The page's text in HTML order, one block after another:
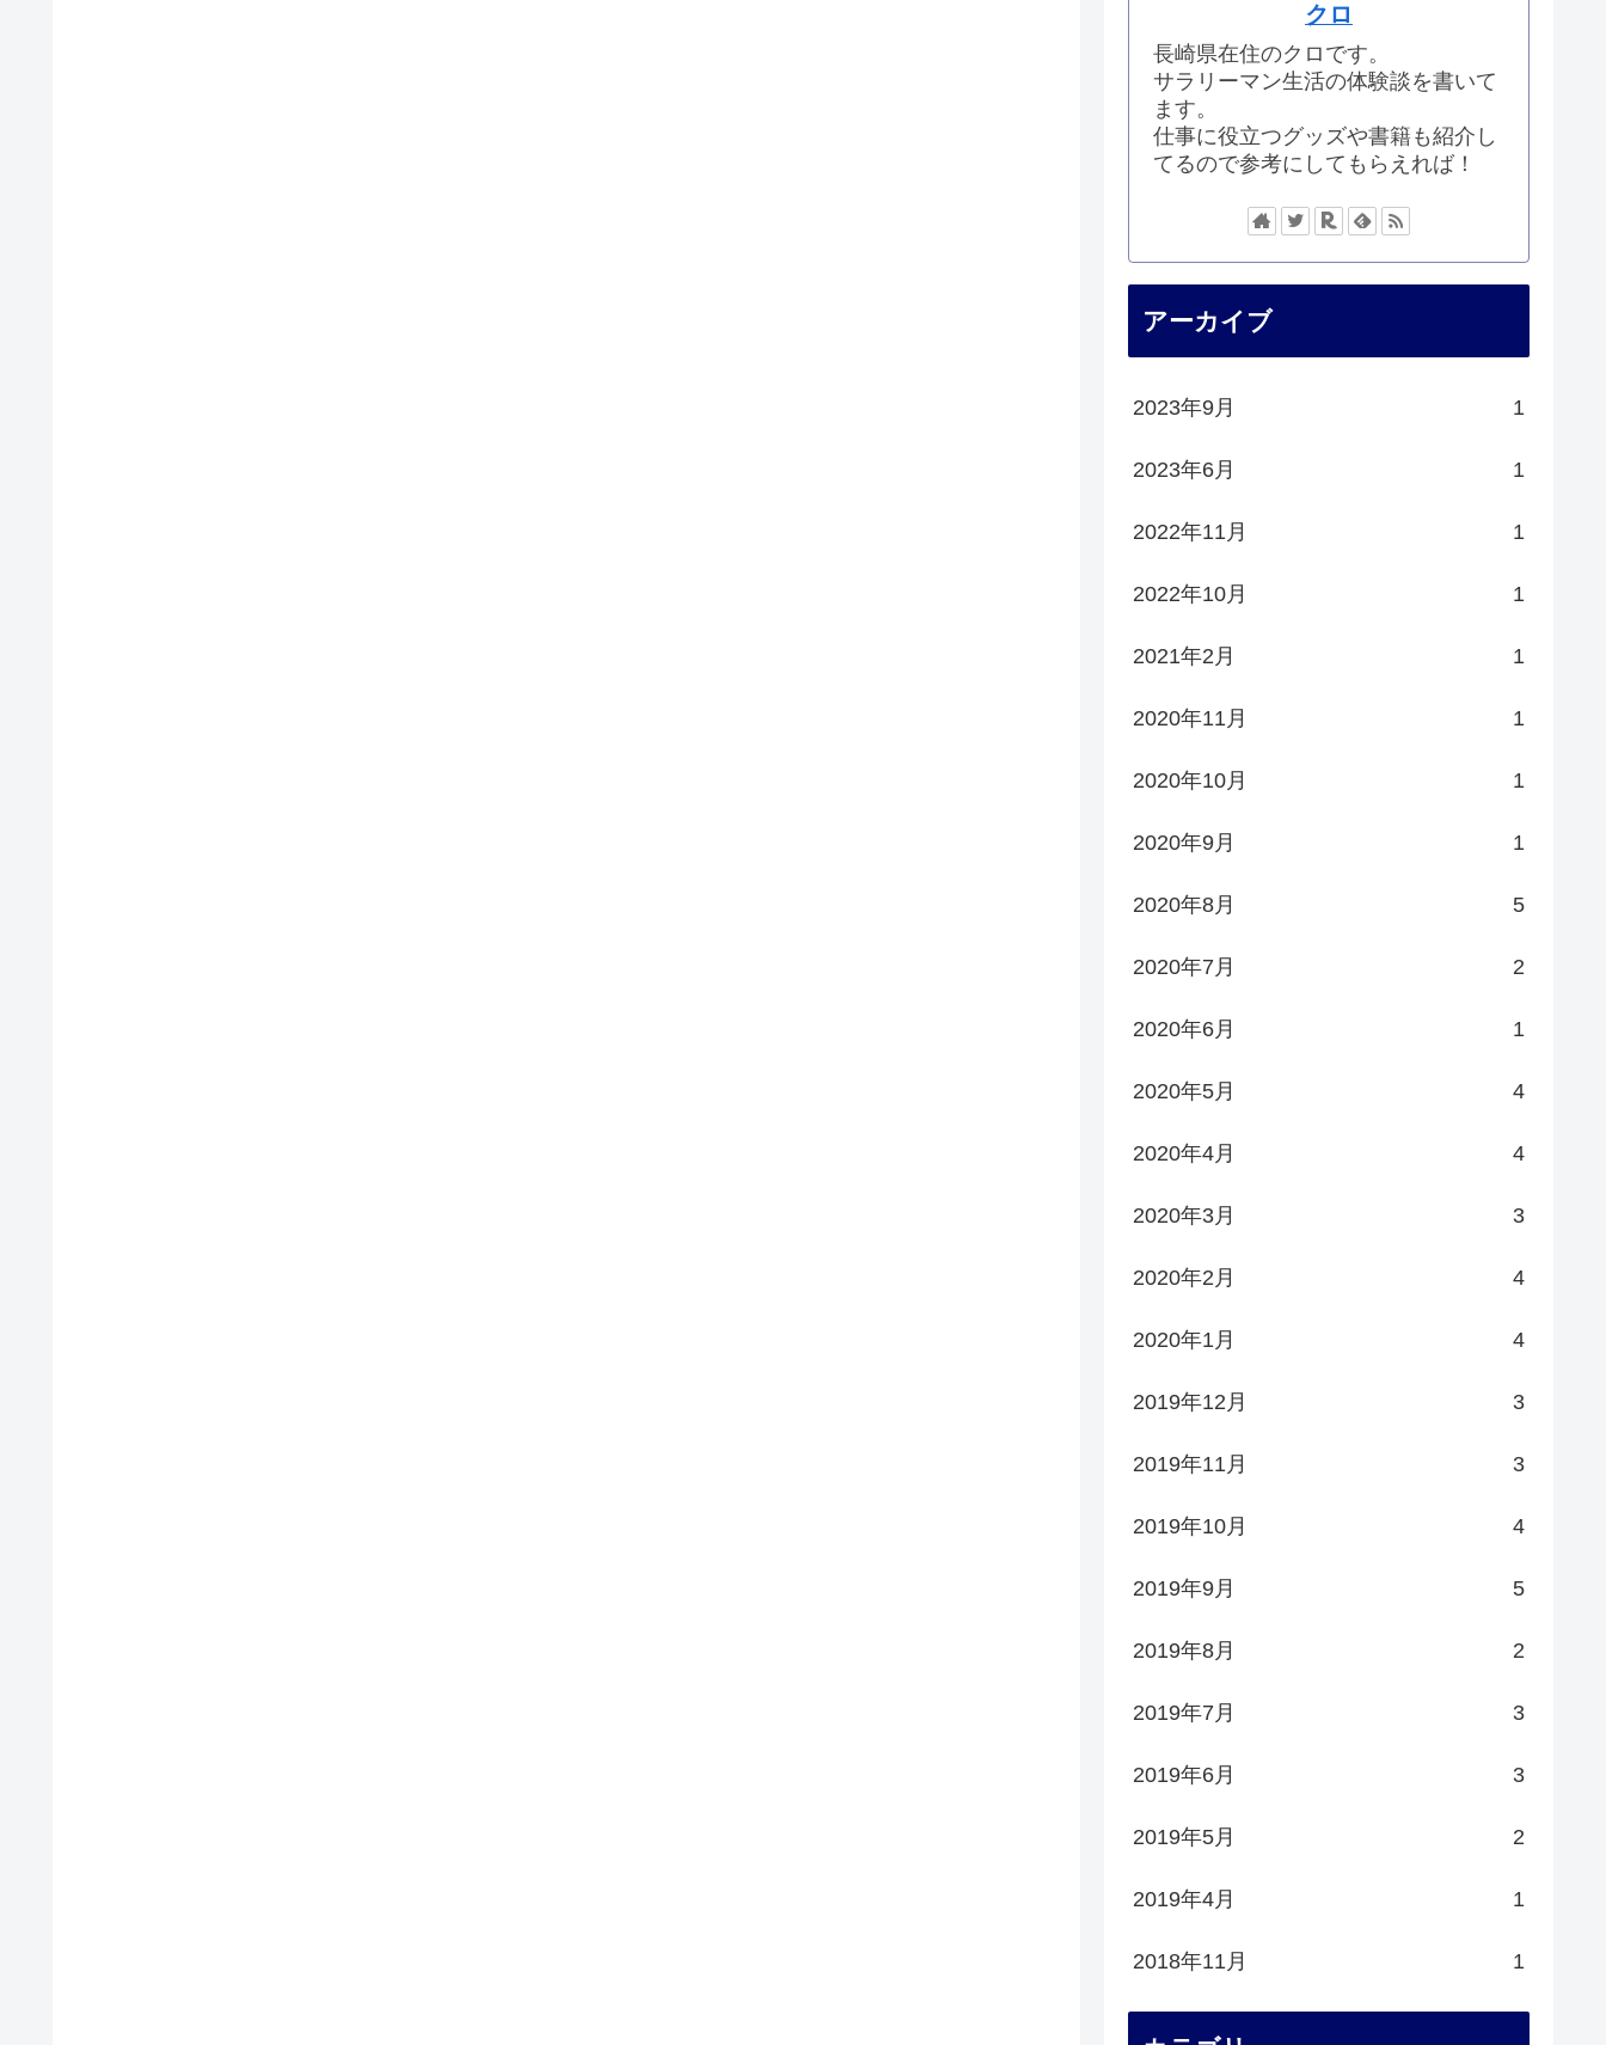
クロ
長崎県在住のクロです。
サラリーマン生活の体験談を書いて
ます。
仕事に役立つグッズや書籍も紹介し
てるので参考にしてもらえれば！
アーカイブ
2023年9月 1
2023年6月 1
2022年11月 1
2022年10月 1
2021年2月 1
2020年11月 1
2020年10月 1
2020年9月 1
2020年8月 5
2020年7月 2
2020年6月 1
2020年5月 4
2020年4月 4
2020年3月 3
2020年2月 4
2020年1月 4
2019年12月 3
2019年11月 3
2019年10月 4
2019年9月 5
2019年8月 2
2019年7月 3
2019年6月 3
2019年5月 2
2019年4月 1
2018年11月 1